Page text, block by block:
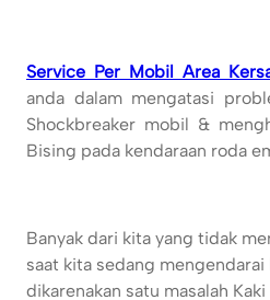
Service Per Mobil Area
anda dalam mengatasi
Shockbreaker mobil &
Bising pada kendaraan roda
Banyak dari kita yang tidak
saat kita sedang
dikarenakan satu masalah